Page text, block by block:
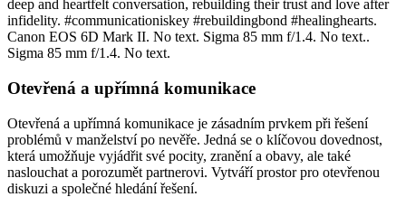
Otevřená a upřímná komunikace
Otevřená a upřímná komunikace je zásadním prvkem při řešení
problémů v manželství po nevěře. Jedná se o klíčovou dovednost,
která umožňuje vyjádřit své pocity, zranění a obavy, ale také
naslouchat a porozumět partnerovi. Vytváří prostor pro otevřenou
diskuzi a společné hledání řešení.